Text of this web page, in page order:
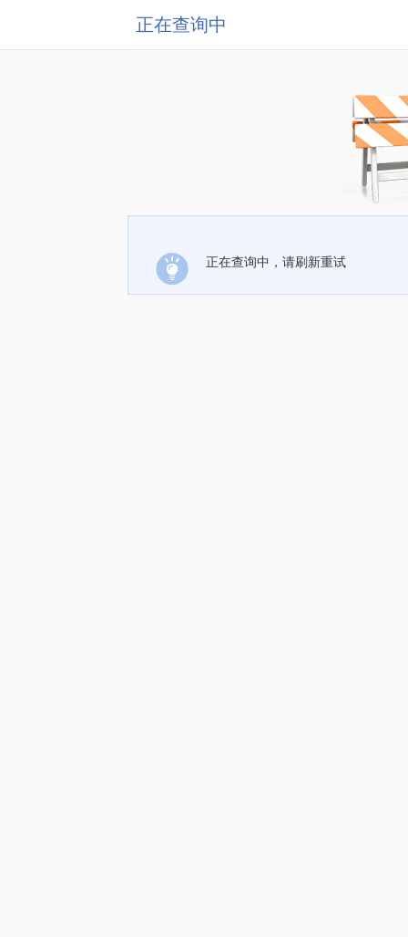
正在查询中
正在查询中，请刷新重试